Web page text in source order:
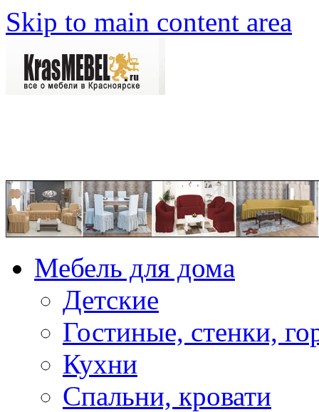
Skip to main content area
Мебель для дома
Детские
Гостиные, стенки,
Кухни
Спальни, кровати